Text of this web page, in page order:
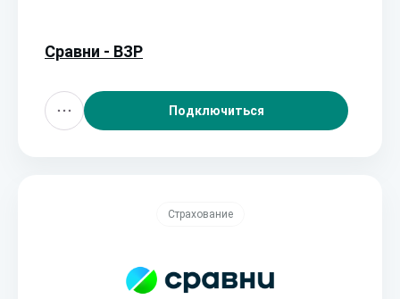
Сравни - ВЗР
Подключиться
Страхование